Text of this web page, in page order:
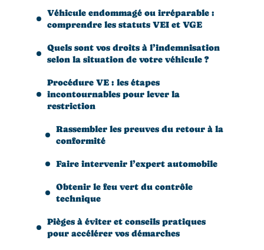
Véhicule endommagé ou irréparable :
comprendre les statuts VEI et VGE
Quels sont vos droits à l’indemnisation
selon la situation de votre véhicule ?
Procédure VE : les étapes
incontournables pour lever la
restriction
Rassembler les preuves du retour à la
conformité
Faire intervenir l’expert automobile
Obtenir le feu vert du contrôle
technique
Pièges à éviter et conseils pratiques
pour accélérer vos démarches